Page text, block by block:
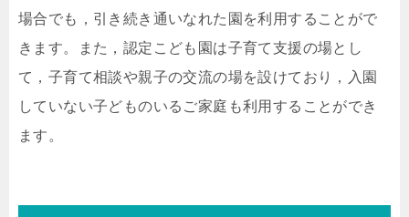
場合でも，引き続き通いなれた園を利用することがで
きます。また，認定こども園は子育て支援の場とし
て，子育て相談や親子の交流の場を設けており，入園
していない子どものいるご家庭も利用することができ
ます。